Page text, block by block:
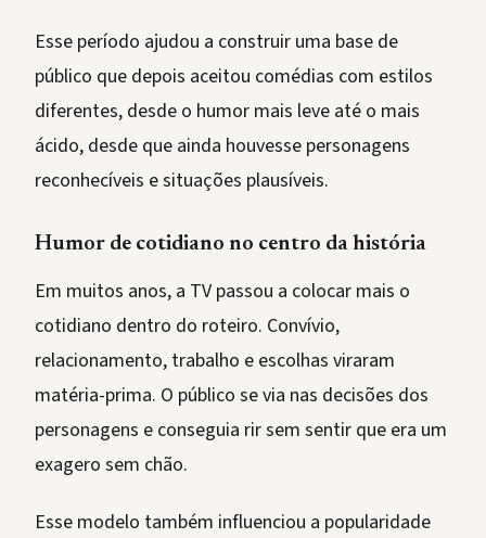
Esse período ajudou a construir uma base de
público que depois aceitou comédias com estilos
diferentes, desde o humor mais leve até o mais
ácido, desde que ainda houvesse personagens
reconhecíveis e situações plausíveis.
Humor de cotidiano no centro da história
Em muitos anos, a TV passou a colocar mais o
cotidiano dentro do roteiro. Convívio,
relacionamento, trabalho e escolhas viraram
matéria-prima. O público se via nas decisões dos
personagens e conseguia rir sem sentir que era um
exagero sem chão.
Esse modelo também influenciou a popularidade